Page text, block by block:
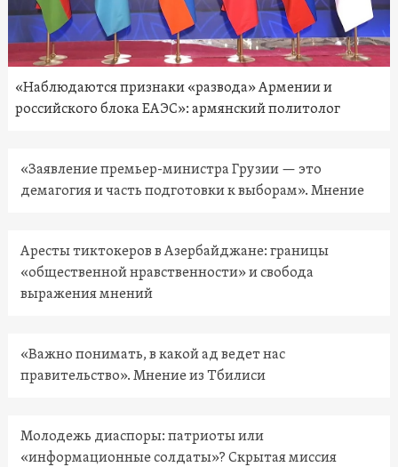
«Наблюдаются признаки «развода» Армении и
российского блока ЕАЭС»: армянский политолог
«Заявление премьер-министра Грузии — это
демагогия и часть подготовки к выборам». Мнение
Аресты тиктокеров в Азербайджане: границы
«общественной нравственности» и свобода
выражения мнений
«Важно понимать, в какой ад ведет нас
правительство». Мнение из Тбилиси
Молодежь диаспоры: патриоты или
«информационные солдаты»? Скрытая миссия